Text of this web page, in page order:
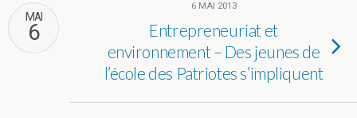
MAI
6
6 MAI 2013
Entrepreneuriat et
environnement – Des jeunes de
l’école des Patriotes s’impliquent